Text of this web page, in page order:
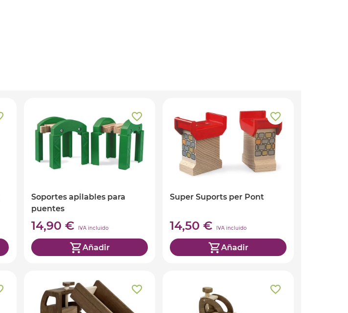
Soportes apilables para
puentes
14,90 € IVA incluido
Añadir
Super Suports per Pont
14,50 € IVA incluido
Añadir